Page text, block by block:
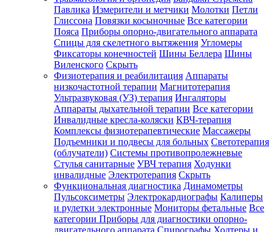
Павлика Измерители и метчики Молотки Петли
Глиссона Повязки косыночные Все категории
Пояса Приборы опорно-двигательного аппарата
Спицы для скелетного вытяжения Угломеры
Фиксаторы конечностей Шины Беллера Шины
Виленского Скрыть
Физиотерапия и реабилитация Аппараты
низкочастотной терапии Магнитотерапия
Ультразвуковая (УЗ) терапия Ингаляторы
Аппараты дыхательной терапии Все категории
Инвалидные кресла-коляски КВЧ-терапия
Комплексы физиотерапевтические Массажеры
Подъемники и подвесы для больных Светотерапия
(облучатели) Системы противопролежневые
Стулья санитарные УВЧ терапия Ходунки
инвалидные Электротерапия Скрыть
Функциональная диагностика Динамометры
Пульсоксиметры Электрокардиографы Калиперы
и рулетки электронные Мониторы фетальные Все
категории Приборы для диагностики опорно-
двигательного аппарата Спирографы Холтеры и